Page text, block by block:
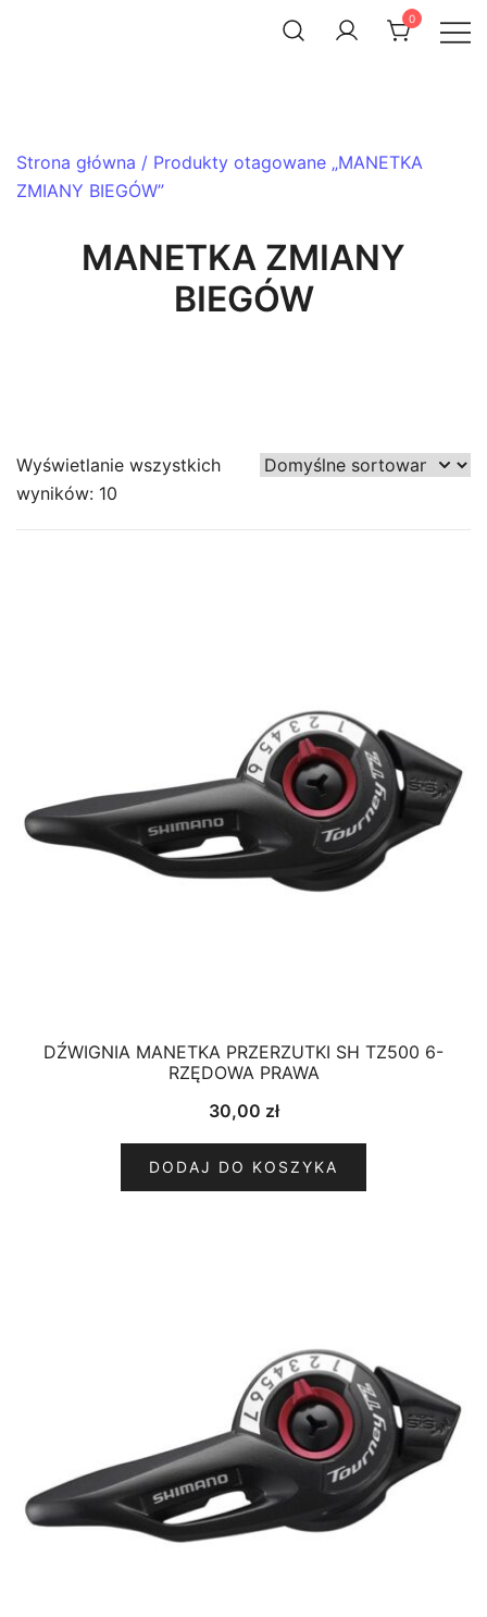
0
Strona główna / Produkty otagowane „MANETKA
ZMIANY BIEGÓW”
MANETKA ZMIANY
BIEGÓW
Wyświetlanie wszystkich
wyników: 10
DŹWIGNIA MANETKA PRZERZUTKI SH TZ500 6-
RZĘDOWA PRAWA
30,00 zł
DODAJ DO KOSZYKA